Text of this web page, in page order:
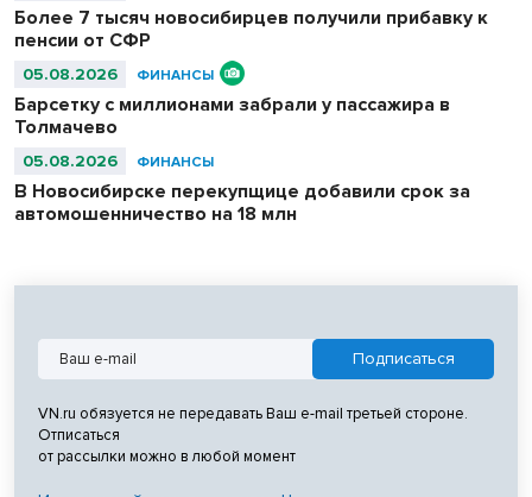
Более 7 тысяч новосибирцев получили прибавку к
пенсии от СФР
05.08.2026 ФИНАНСЫ
Барсетку с миллионами забрали у пассажира в
Толмачево
05.08.2026 ФИНАНСЫ
В Новосибирске перекупщице добавили срок за
автомошенничество на 18 млн
VN.ru обязуется не передавать Ваш e-mail третьей стороне.
Отписаться
от рассылки можно в любой момент